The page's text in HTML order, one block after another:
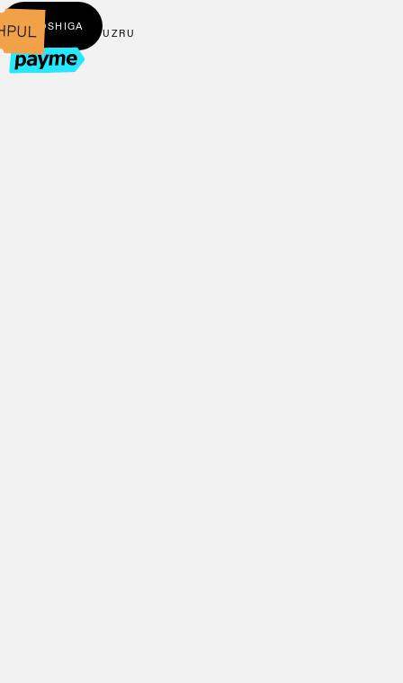
UZRU
← BOSHIGA